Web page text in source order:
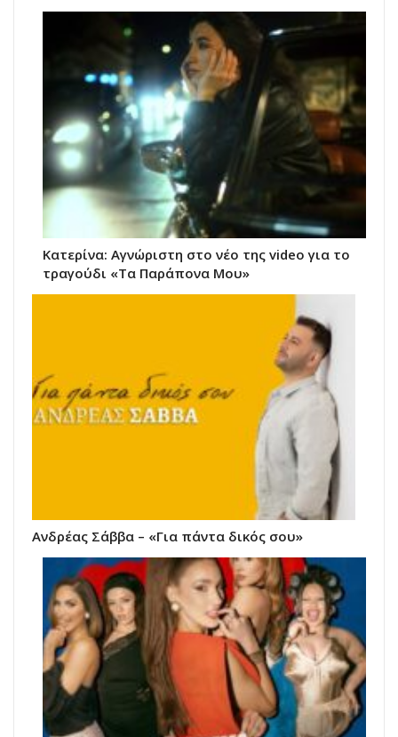
Κατερίνα: Αγνώριστη στο νέο της video για το
τραγούδι «Τα Παράπονα Μου»
Ανδρέας Σάββα – «Για πάντα δικός σου»